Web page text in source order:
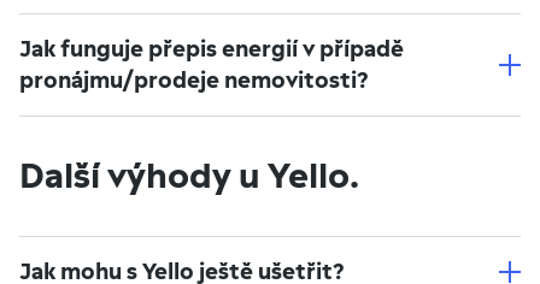
Jak funguje přepis energií v případě
pronájmu/prodeje nemovitosti?
Další výhody u Yello.
Jak mohu s Yello ještě ušetřit?